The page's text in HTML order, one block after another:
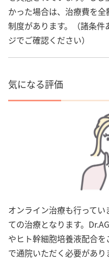
かった場合は、治療費を
制度があります。（諸条
ジでご確認ください）
気になる評価
オンライン治療も行って
ての治療となります。
やヒト幹細胞培養液配合
で通院いただく必要があり